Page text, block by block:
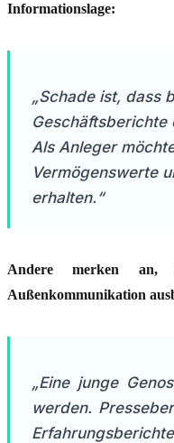
Informationslage:
„Schade ist, dass
Als Anleger
Vermögenswerte
erhalten.“
Andere merken an,
Außenkommunikation
„Eine junge
werden.